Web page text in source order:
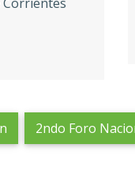
Corrientes
2ndo Foro